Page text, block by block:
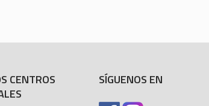
CENTROS
SÍGUENOS EN